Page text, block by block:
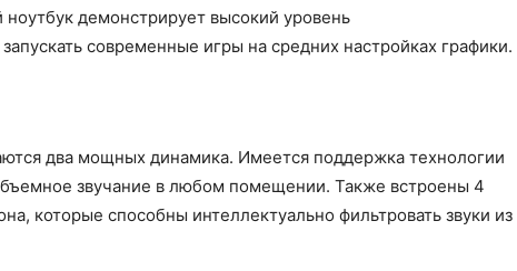
демонстрирует высокий уровень
современные игры на средних настройках графики.
два мощных динамика. Имеется поддержка технологии
звучание в любом помещении. Также встроены 4
которые способны интеллектуально фильтровать звуки из